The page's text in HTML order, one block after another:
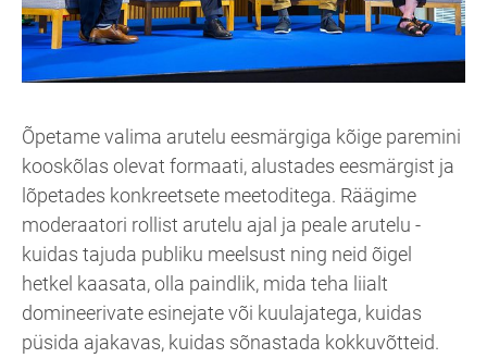
Õpetame valima arutelu eesmärgiga kõige paremini
kooskõlas olevat formaati, alustades eesmärgist ja
lõpetades konkreetsete meetoditega. Räägime
moderaatori rollist arutelu ajal ja peale arutelu -
kuidas tajuda publiku meelsust ning neid õigel
hetkel kaasata, olla paindlik, mida teha liialt
domineerivate esinejate või kuulajatega, kuidas
püsida ajakavas, kuidas sõnastada kokkuvõtteid.